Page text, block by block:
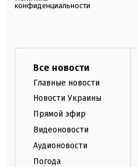
конфиденциальности
Все новости
Главные новости
Новости Украины
Прямой эфир
Видеоновости
Аудионовости
Погода